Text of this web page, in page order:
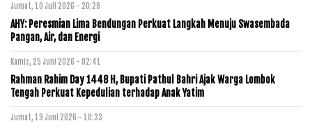
Jumat, 10 Juli 2026 - 20:28
AHY: Peresmian Lima Bendungan Perkuat Langkah Menuju Swasembada
Pangan, Air, dan Energi
Kamis, 25 Juni 2026 - 02:41
Rahman Rahim Day 1448 H, Bupati Pathul Bahri Ajak Warga Lombok
Tengah Perkuat Kepedulian terhadap Anak Yatim
Jumat, 19 Juni 2026 - 10:33